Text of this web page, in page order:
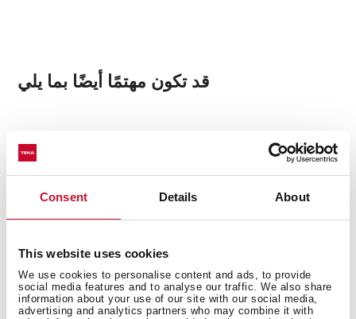
Consent Details About
This website uses cookies
We use cookies to personalise content and ads, to provide
social media features and to analyse our traffic. We also share
information about your use of our site with our social media,
advertising and analytics partners who may combine it with
قد تكون مهتمًا أيضًا بما يلي
بطاقة المنتج